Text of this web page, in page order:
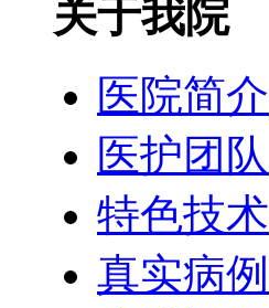
关于我院
医院简介
医护团队
特色技术
真实病例